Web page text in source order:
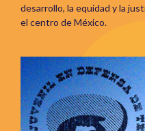
desarrollo, la equidad y la
el centro de México.